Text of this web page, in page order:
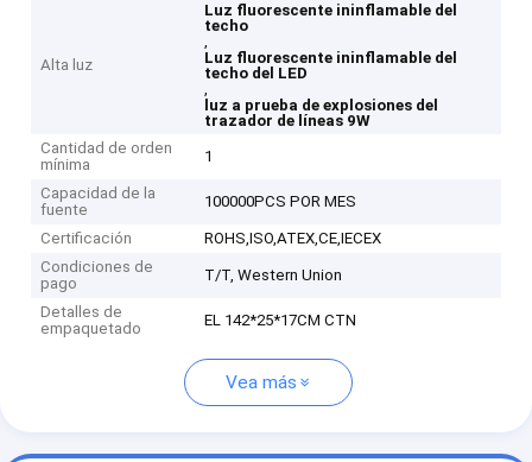
Alta luz
Luz fluorescente ininflamable del
techo
,
Luz fluorescente ininflamable del
techo del LED
,
luz a prueba de explosiones del
trazador de líneas 9W
Cantidad de orden
mínima
1
Capacidad de la
fuente
100000PCS POR MES
Certificación
ROHS,ISO,ATEX,CE,IECEX
Condiciones de
pago
T/T, Western Union
Detalles de
empaquetado
EL 142*25*17CM CTN
Vea más